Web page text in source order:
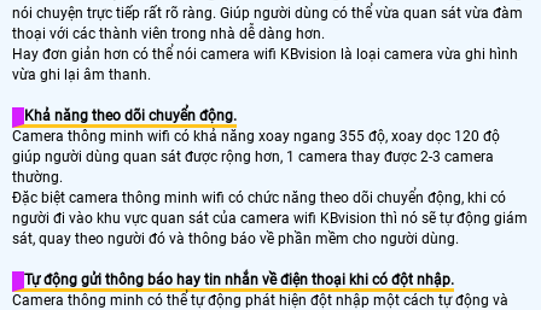
nói chuyện trực tiếp rất rõ ràng. Giúp người dùng có thể vừa quan sát vừa đàm
thoại với các thành viên trong nhà dễ dàng hơn.
Hay đơn giản hơn có thể nói camera wifi KBvision là loại camera vừa ghi hình
vừa ghi lại âm thanh.
Khả năng theo dõi chuyển động.
Camera thông minh wifi có khả năng xoay ngang 355 độ, xoay dọc 120 độ
giúp người dùng quan sát được rộng hơn, 1 camera thay được 2-3 camera
thường.
Đặc biệt camera thông minh wifi có chức năng theo dõi chuyển động, khi có
người đi vào khu vực quan sát của camera wifi KBvision thì nó sẽ tự động giám
sát, quay theo người đó và thông báo về phần mềm cho người dùng.
Tự động gửi thông báo hay tin nhắn về điện thoại khi có đột nhập.
Camera thông minh có thể tự động phát hiện đột nhập một cách tự động và